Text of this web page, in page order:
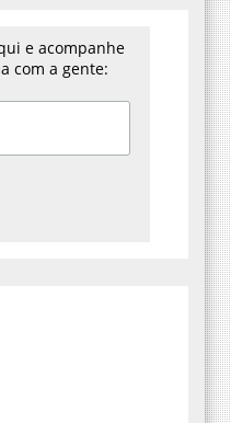
e acompanhe
com a gente: